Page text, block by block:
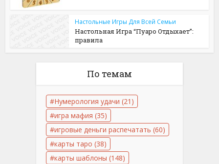
Настольные Игры Для Всей Семьи
Настольная Игра “Пуаро Отдыхает”:
правила
По темам
Нумерология удачи (21)
игра мафия (35)
игровые деньги распечатать (60)
карты таро (38)
карты шаблоны (148)